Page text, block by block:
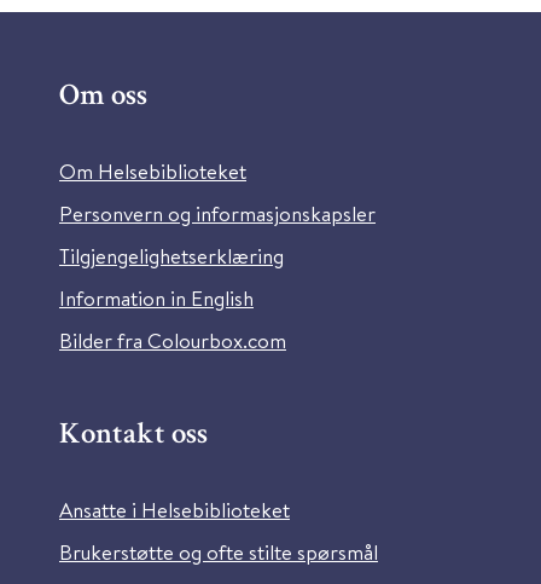
Om oss
Om Helsebiblioteket
Personvern og informasjonskapsler
Tilgjengelighetserklæring
Information in English
Bilder fra Colourbox.com
Kontakt oss
Ansatte i Helsebiblioteket
Brukerstøtte og ofte stilte spørsmål